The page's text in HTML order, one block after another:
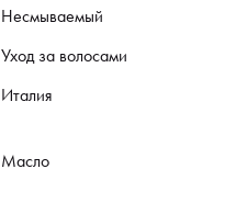
Несмываемый
Уход за волосами
Италия
Масло